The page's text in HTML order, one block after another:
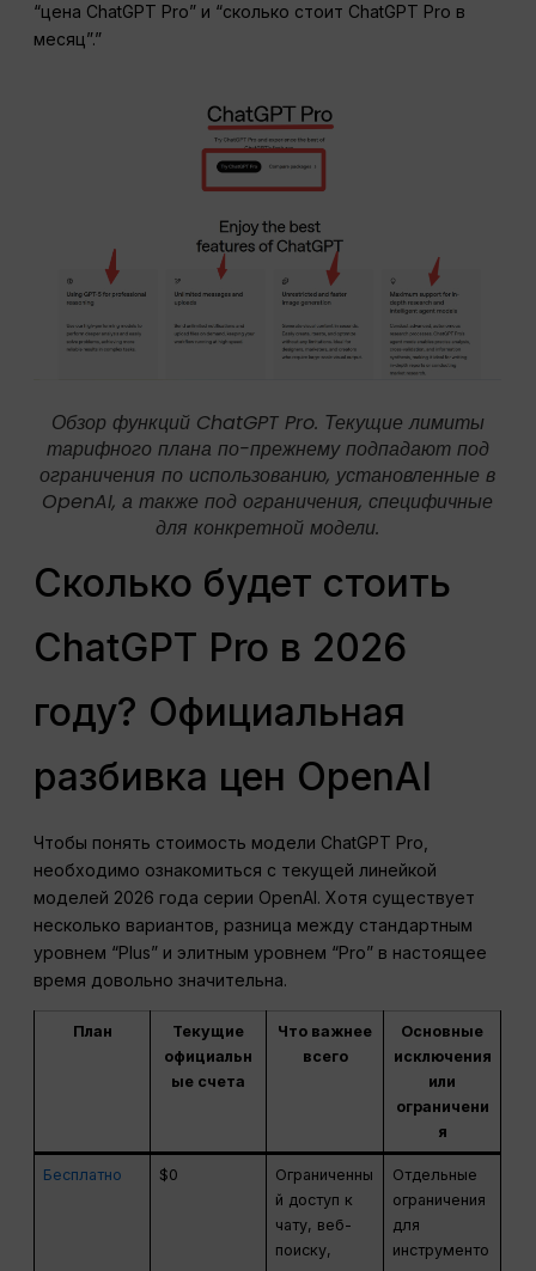
“цена ChatGPT Pro” и “сколько стоит ChatGPT Pro в
месяц”.”
Обзор функций ChatGPT Pro. Текущие лимиты
тарифного плана по-прежнему подпадают под
ограничения по использованию, установленные в
OpenAI, а также под ограничения, специфичные
для конкретной модели.
Сколько будет стоить
ChatGPT Pro в 2026
году? Официальная
разбивка цен OpenAI
Чтобы понять стоимость модели ChatGPT Pro,
необходимо ознакомиться с текущей линейкой
моделей 2026 года серии OpenAI. Хотя существует
несколько вариантов, разница между стандартным
уровнем “Plus” и элитным уровнем “Pro” в настоящее
время довольно значительна.
План
Текущие
официальн
ые счета
Что важнее
всего
Основные
исключения
или
ограничени
я
Бесплатно $0
Ограниченны
й доступ к
чату, веб-
поиску,
Отдельные
ограничения
для
инструменто